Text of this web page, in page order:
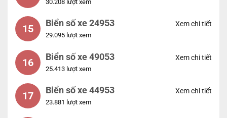
30.208 lượt xem
15 Biển số xe 24953
29.095 lượt xem
Xem chi tiết
16 Biển số xe 49053
25.413 lượt xem
Xem chi tiết
17 Biển số xe 44953
23.881 lượt xem
Xem chi tiết